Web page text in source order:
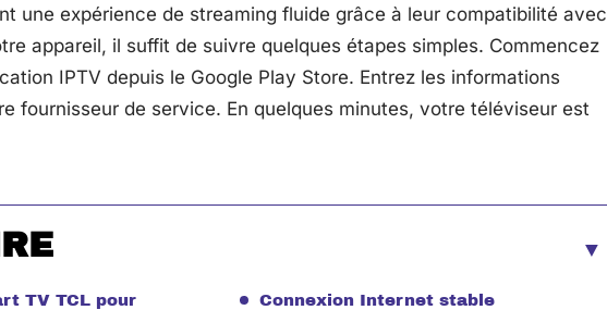
une expérience de streaming fluide grâce à leur compatibilité avec
appareil, il suffit de suivre quelques étapes simples. Commencez
IPTV depuis le Google Play Store. Entrez les informations
fournisseur de service. En quelques minutes, votre téléviseur est
TV TCL pour
Connexion Internet stable